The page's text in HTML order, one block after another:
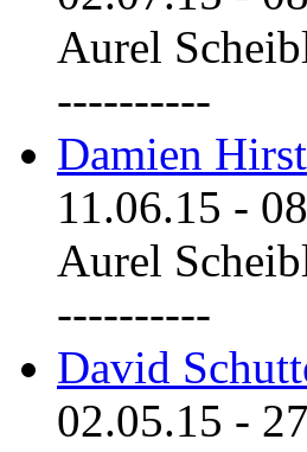
Aurel
----------
Damien Hirst
11.06.15 -
Aurel
----------
David
02.05.15 -